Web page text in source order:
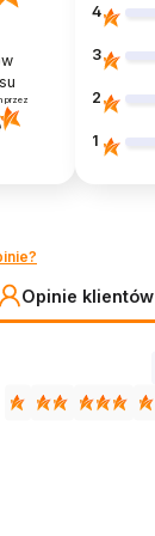
przez
4
3
2
1
Opinie klientów